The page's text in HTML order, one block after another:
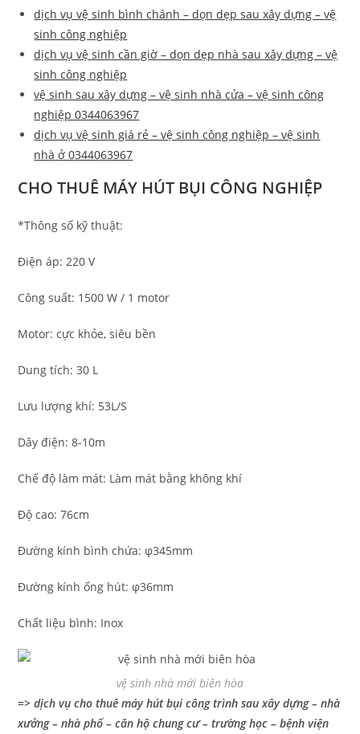
dịch vụ vệ sinh bình chánh – dọn dẹp sau xây dựng – vệ
sinh công nghiệp
dịch vụ vệ sinh cần giờ – dọn dẹp nhà sau xây dựng – vệ
sinh công nghiệp
vệ sinh sau xây dựng – vệ sinh nhà cửa – vệ sinh công
nghiệp 0344063967
dịch vụ vệ sinh giá rẻ – vệ sinh công nghiệp – vệ sinh
nhà ở 0344063967
CHO THUÊ MÁY HÚT BỤI CÔNG NGHIỆP
*Thông số kỹ thuật:
Điện áp: 220 V
Công suất: 1500 W / 1 motor
Motor: cực khỏe, siêu bền
Dung tích: 30 L
Lưu lượng khí: 53L/S
Dây điện: 8-10m
Chế độ làm mát: Làm mát bằng không khí
Độ cao: 76cm
Đường kính bình chứa: φ345mm
Đường kính ống hút: φ36mm
Chất liệu bình: Inox
vệ sinh nhà mới biên hòa
=> dịch vụ cho thuê máy hút bụi công trình sau xây dựng – nhà
xưởng – nhà phố – căn hộ chung cư – trường học – bệnh viện